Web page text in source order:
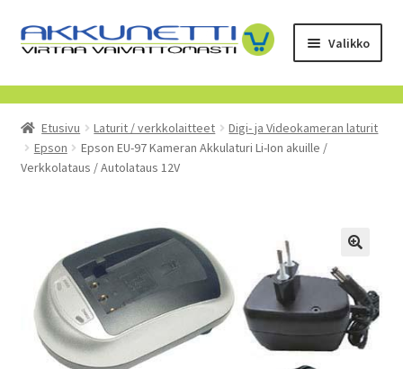
Siirry
navigointiin
Siirry
sisältöön
Valikko
Kauppa
Tietoa meistä
POISTUVAT TUOTTEET
Etusivu Laturit / verkkolaitteet
Digi- ja Videokameran laturit
Epson
Epson EU-97 Kameran Akkulaturi Li-Ion akuille /
Verkkolataus / Autolataus 12V